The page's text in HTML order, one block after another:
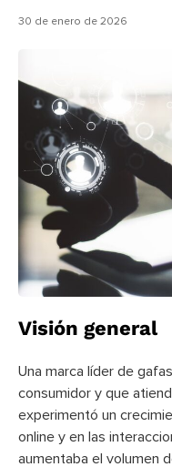
30 de enero de 2026
Visión general
Una marca líder de
consumidor y que
experimentó un
online y en las
aumentaba el volumen